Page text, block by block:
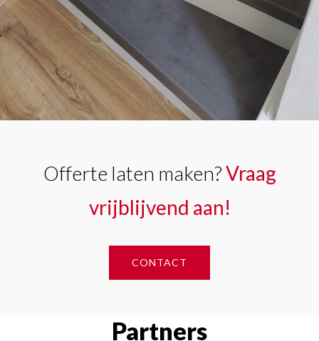
Offerte laten maken?Vraag
vrijblijvend aan!
CONTACT
Partners